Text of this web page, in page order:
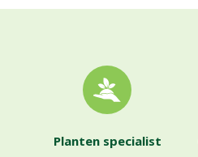
Planten specialist